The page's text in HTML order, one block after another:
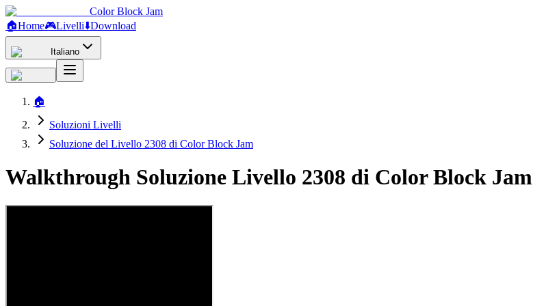
Color Block Jam
🏠Home🎮Livelli⬇️Download
Italiano
🏠
Soluzioni Livelli
Soluzione del Livello 2308 di Color Block Jam
Walkthrough Soluzione Livello 2308 di Color Block Jam